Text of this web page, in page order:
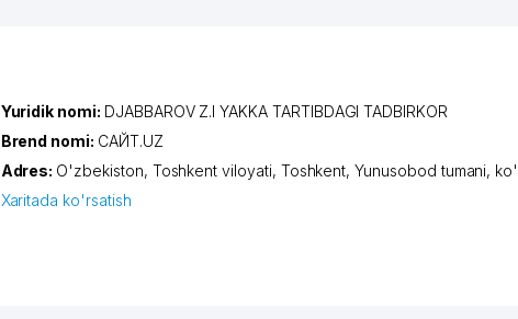
Yuridik nomi: DJABBAROV Z.I YAKKA TARTIBDAGI TADBIRKOR
Brend nomi: САЙТ.UZ
Adres: O'zbekiston, Toshkent viloyati, Toshkent,Yunusobod tumani,
Xaritada ko'rsatish